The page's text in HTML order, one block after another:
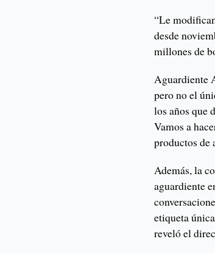
“Le
desde
millones de
Aguardiente
pero no el
los años que
Vamos a
productos de
Además, la
aguardiente
etiqueta
reveló el